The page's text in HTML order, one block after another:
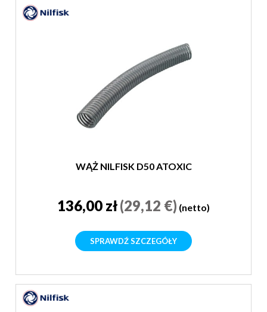
WĄŻ NILFISK D50 ATOXIC
136,00 zł(29,12 €) (netto)
SPRAWDŹ SZCZEGÓŁY